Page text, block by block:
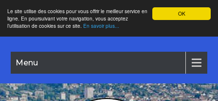
OK
Le site utilise des cookies pour vous offrir le meilleur service en
ligne. En poursuivant votre navigation, vous acceptez
l’utilisation de cookies sur ce site. En savoir plus...
Menu